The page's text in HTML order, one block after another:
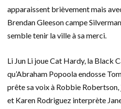
apparaissent brièvement mais
Brendan Gleeson campe
semble tenir la ville à sa merci.
Li Jun Li joue Cat Hardy, la Black
qu’Abraham Popoola endosse
prête sa voix à Robbie
et Karen Rodriguez interprète